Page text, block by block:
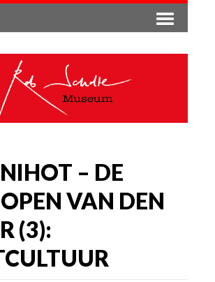
– DE
VAN DEN
(3):